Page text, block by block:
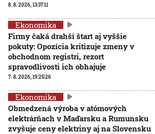
8. 8. 2026, 13:37:11
Ekonomika
Firmy čaká drahší štart aj vyššie
pokuty: Opozícia kritizuje zmeny v
obchodnom registri, rezort
spravodlivosti ich obhajuje
7. 8. 2026, 19:25:26
Ekonomika
Obmedzená výroba v atómových
elektrárňach v Maďarsku a Rumunsku
zvyšuje ceny elektriny aj na Slovensku